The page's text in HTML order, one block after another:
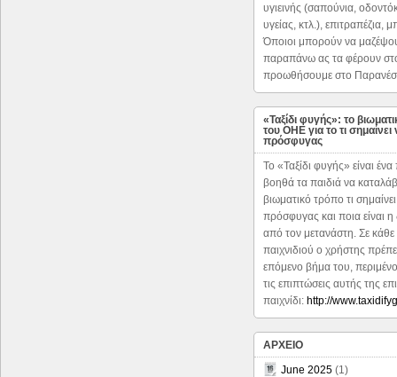
υγιεινής (σαπούνια,
υγείας, κτλ.), επιτραπέζια,
Όποιοι μπορούν να
παραπάνω ας τα φέρουν
προωθήσουμε στο
«Ταξίδι φυγής»: το
του ΟΗΕ για το τι σημαίνει
πρόσφυγας
To «Ταξίδι φυγής» είναι ένα
βοηθά τα παιδιά να
βιωματικό τρόπο τι σημαίνει
πρόσφυγας και ποια είναι
από τον μετανάστη. Σε κάθε
παιχνιδιού ο χρήστης
επόμενο βήμα του,
τις επιπτώσεις αυτής της
παιχνίδι: http://
ΑΡΧΕΙΟ
June 2025 (1)